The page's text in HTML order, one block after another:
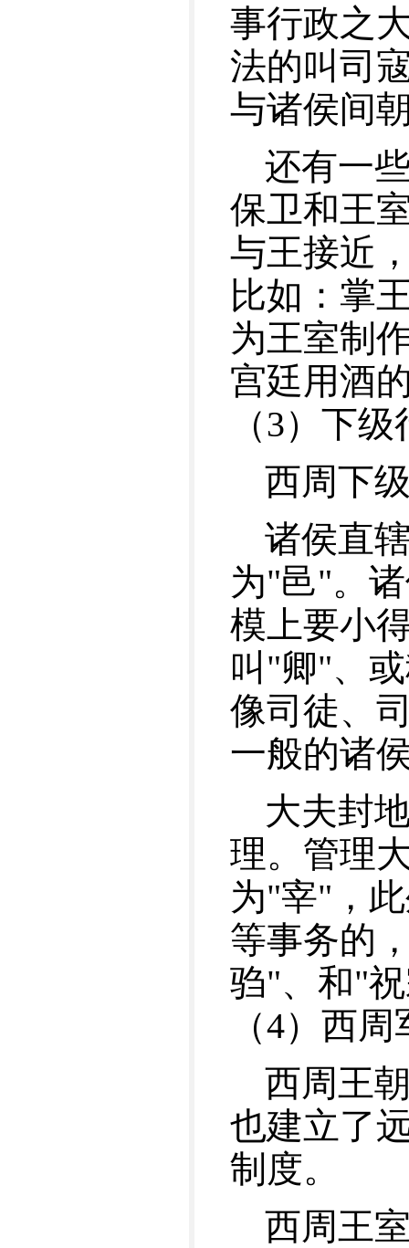
事行政之
法的叫司
与诸侯间
还有一
保卫和王
与王接近
比如：掌
为王室制
宫廷用酒
（3）下
西周下
诸侯直
为"邑"。
模上要小
叫"卿"、
像司徒、
一般的诸
大夫封
理。管理
为"宰"，
等事务的
驺"、和"
（4）西
西周王
也建立了
制度。
西周王